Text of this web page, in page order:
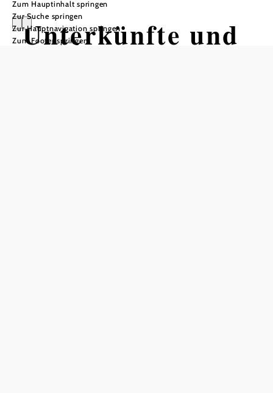
Zum Hauptinhalt springen
Zur Suche springen
Zur Hauptnavigation springen
Zum Footer springen
Unterkünfte und